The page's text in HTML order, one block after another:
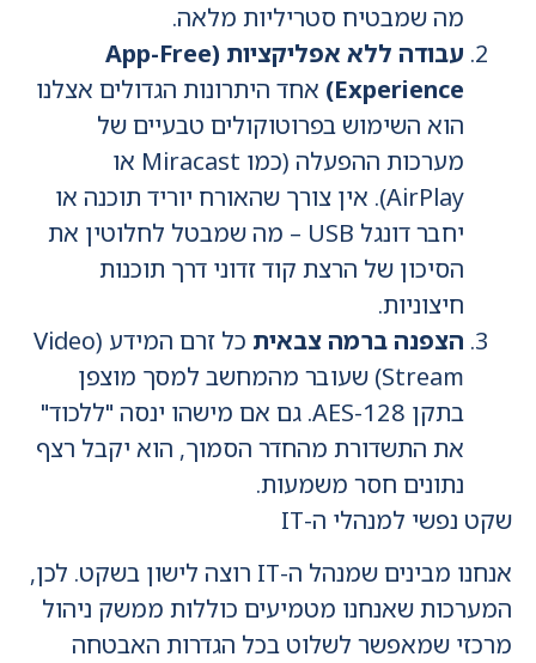
מה שמבטיח סטריליות מלאה.
עבודה ללא אפליקציות (App-Free
Experience) אחד היתרונות הגדולים אצלנו
הוא השימוש בפרוטוקולים טבעיים של
מערכות ההפעלה (כמו Miracast או
AirPlay). אין צורך שהאורח יוריד תוכנה או
יחבר דונגל USB – מה שמבטל לחלוטין את
הסיכון של הרצת קוד זדוני דרך תוכנות
חיצוניות.
הצפנה ברמה צבאית
כל זרם המידע (Video
Stream) שעובר מהמחשב למסך מוצפן
בתקן AES-128. גם אם מישהו ינסה "ללכוד"
את התשדורת מהחדר הסמוך, הוא יקבל רצף
נתונים חסר משמעות.
שקט נפשי למנהלי ה-IT
אנחנו מבינים שמנהל ה-IT רוצה לישון בשקט. לכן,
המערכות שאנחנו מטמיעים כוללות ממשק ניהול
מרכזי שמאפשר לשלוט בכל הגדרות האבטחה